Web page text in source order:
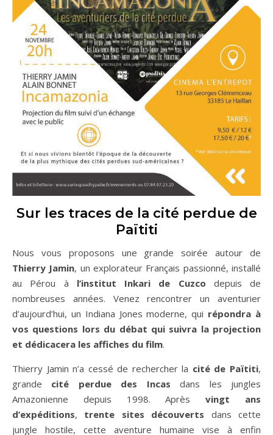
Sur les traces de la cité perdue de
Païtiti
Nous vous proposons une grande soirée autour de
Thierry Jamin, un explorateur Français passionné, installé
au Pérou à l’institut Inkari de Cuzco depuis de
nombreuses années. Venez rencontrer un aventurier
d’aujourd’hui, un Indiana Jones moderne, qui répondra à
vos questions lors du débat qui suivra la projection
et dédicacera les affiches du film.
Thierry Jamin n’a cessé de rechercher la cité de Païtiti,
grande cité perdue des Incas dans les jungles
Amazonienne depuis 1998. Aprèsvingt ans
d’expéditions, trente sites découverts dans cette
jungle hostile, cette aventure humaine vise à enfin